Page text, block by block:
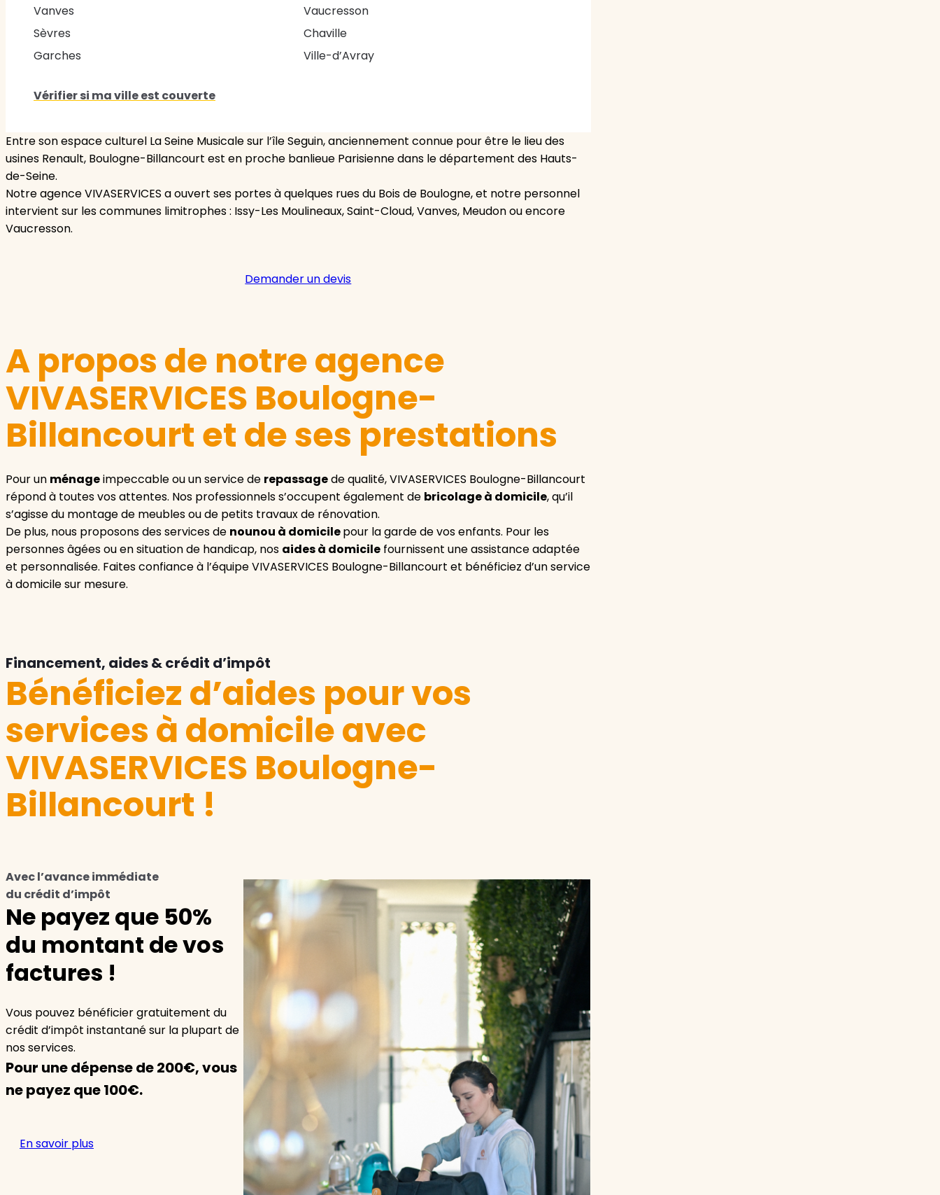
Vanves
Vaucresson
Sèvres
Chaville
Garches
Ville-d’Avray
Vérifier si ma ville est couverte
Entre son espace culturel La Seine Musicale sur l’île Seguin, anciennement connue pour être le lieu des
usines Renault, Boulogne-Billancourt est en proche banlieue Parisienne dans le département des Hauts-
de-Seine.
Notre agence VIVASERVICES a ouvert ses portes à quelques rues du Bois de Boulogne, et notre personnel
intervient sur les communes limitrophes : Issy-Les Moulineaux, Saint-Cloud, Vanves, Meudon ou encore
Vaucresson.
Demander un devis
A propos de notre agence
VIVASERVICES Boulogne-
Billancourt et de ses prestations
Pour un ménageimpeccable ou un service de repassagede qualité, VIVASERVICES Boulogne-Billancourt
répond à toutes vos attentes. Nos professionnels s’occupent également de bricolage à domicile, qu’il
s’agisse du montage de meubles ou de petits travaux de rénovation.
De plus, nous proposons des services de nounou à domicilepour la garde de vos enfants. Pour les
personnes âgées ou en situation de handicap, nos aides à domicile fournissent une assistance adaptée
et personnalisée. Faites confiance à l’équipe VIVASERVICES Boulogne-Billancourt et bénéficiez d’un service
à domicile sur mesure.
Financement, aides & crédit d’impôt
Bénéficiez d’aides pour vos
services à domicile avec
VIVASERVICES Boulogne-
Billancourt !
Avec l’avance immédiate
du crédit d’impôt
Ne payez que 50%
du montant de vos
factures !
Vous pouvez bénéficier gratuitement du
crédit d’impôt instantané sur la plupart de
nos services.
Pour une dépense de 200€, vous
ne payez que 100€.
En savoir plus